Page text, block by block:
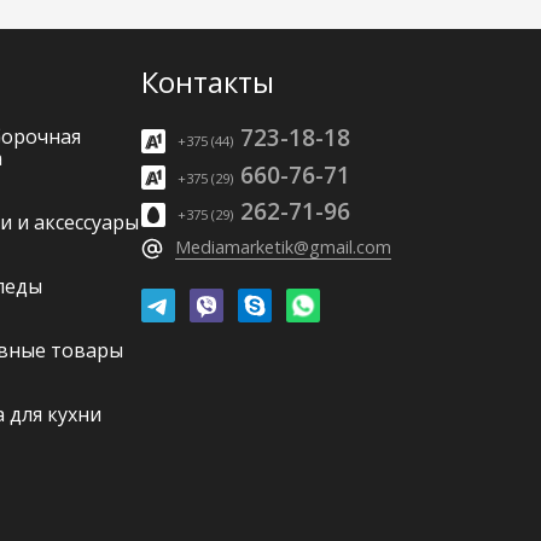
и аксессуары
товары
для кухни
Контакты
+375 (44) 723-18-18
+375 (29) 660-76-71
+375 (29) 262-71-96
Mediamarketik@gmail.com